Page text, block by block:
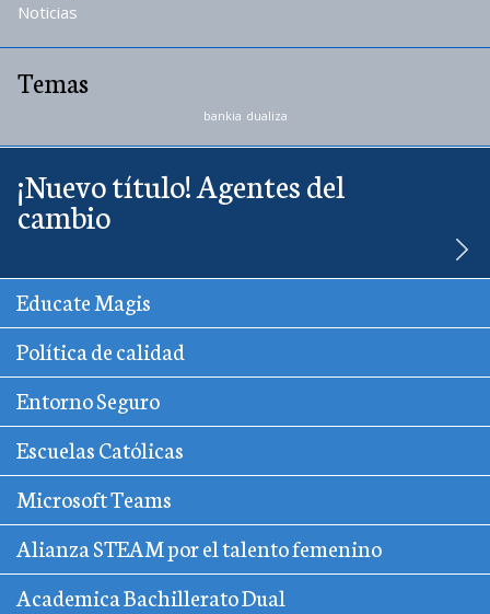
Noticias
Temas
bankia dualiza
¡Nuevo título! Agentes del
cambio
Educate Magis
Política de calidad
Entorno Seguro
Escuelas Católicas
Microsoft Teams
Alianza STEAM por el talento femenino
Academica Bachillerato Dual